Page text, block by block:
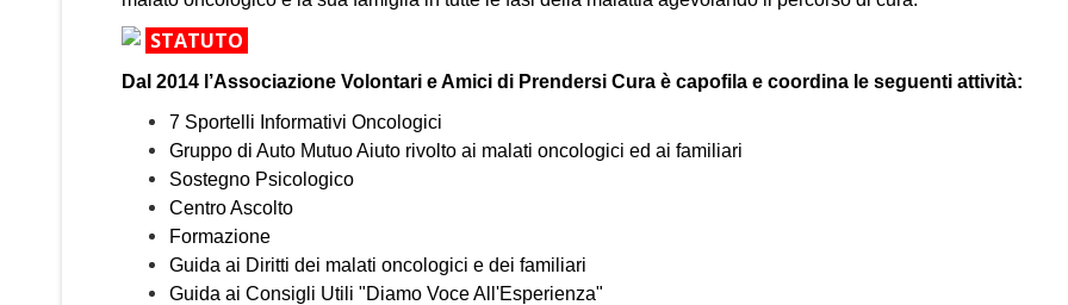
STATUTO
Dal 2014 l’Associazione Volontari e Amici di Prendersi Cura è capofila e coordina le seguenti attività:
7 Sportelli Informativi Oncologici
Gruppo di Auto Mutuo Aiuto rivolto ai malati oncologici ed ai familiari
Sostegno Psicologico
Centro Ascolto
Formazione
Guida ai Diritti dei malati oncologici e dei familiari
Guida ai Consigli Utili "Diamo Voce All'Esperienza"